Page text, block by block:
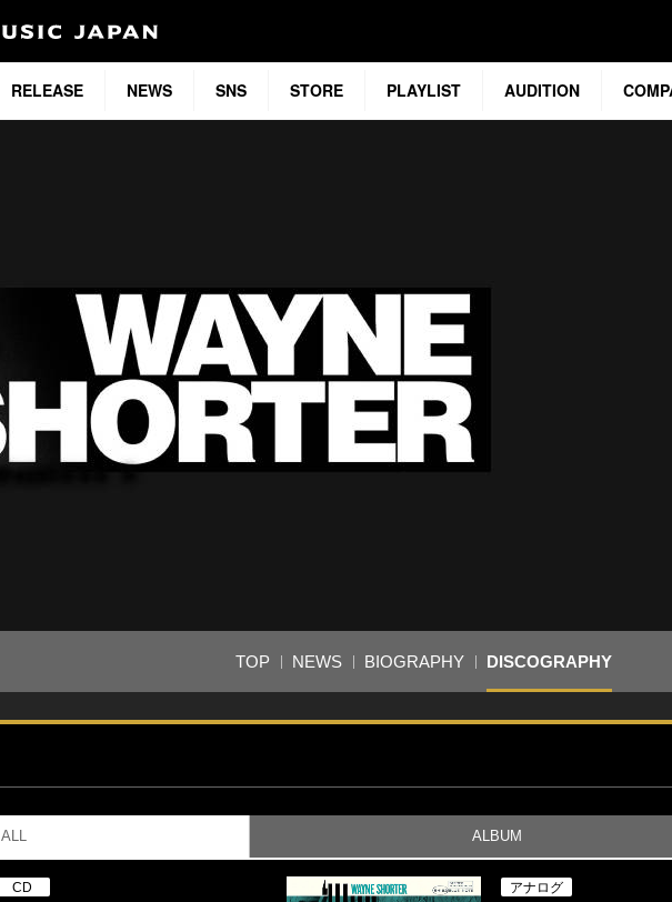
RELEASE NEWS SNS STORE PLAYLIST AUDITION
TOP NEWS BIOGRAPHY DISCOGRAPHY
ALL ALBUM
CD アナログ